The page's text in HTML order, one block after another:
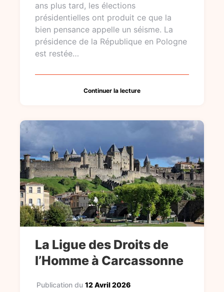
ans plus tard, les élections
présidentielles ont produit ce que la
bien pensance appelle un séisme. La
présidence de la République en Pologne
est restée…
Continuer la lecture
La Ligue des Droits de
l’Homme à Carcassonne
Publication du 12 Avril 2026